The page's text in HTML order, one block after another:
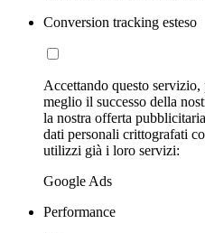
Conversion tracking esteso
Accettando questo servizio,
meglio il successo della
la nostra offerta
dati personali crittografati
utilizzi già i loro servizi:
Google Ads
Performance